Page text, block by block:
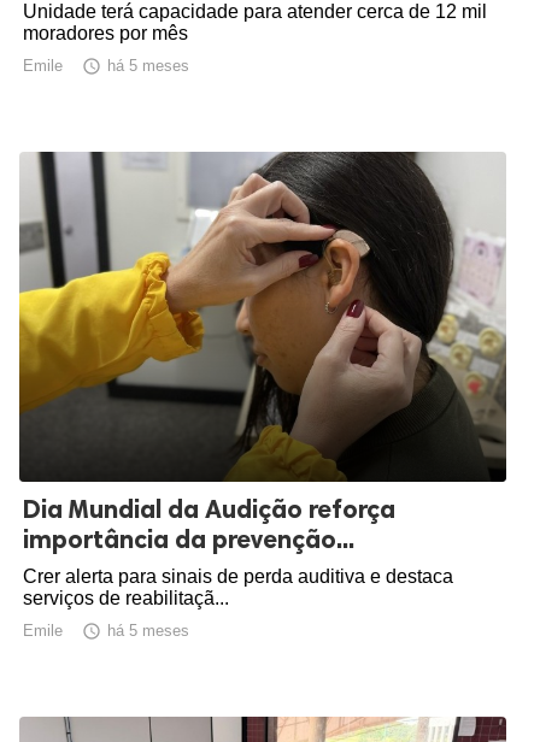
Unidade terá capacidade para atender cerca de 12 mil
moradores por mês
Emile  há 5 meses
Dia Mundial da Audição reforça
importância da prevenção...
Crer alerta para sinais de perda auditiva e destaca
serviços de reabilitaçã...
Emile  há 5 meses